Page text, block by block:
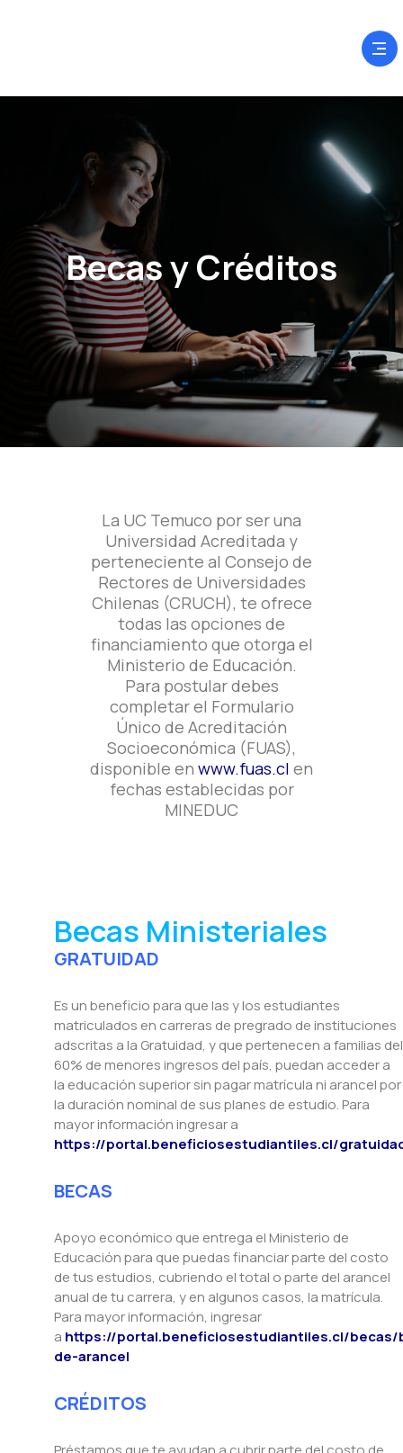
Becas y Créditos
La UC Temuco por ser una
Universidad Acreditada y
perteneciente al Consejo de
Rectores de Universidades
Chilenas (CRUCH), te ofrece
todas las opciones de
financiamiento que otorga el
Ministerio de Educación.
Para postular debes
completar el Formulario
Único de Acreditación
Socioeconómica (FUAS),
disponible en www.fuas.cl en
fechas establecidas por
MINEDUC
Becas Ministeriales
GRATUIDAD
Es un beneficio para que las y los estudiantes
matriculados en carreras de pregrado de instituciones
adscritas a la Gratuidad, y que pertenecen a familias del
60% de menores ingresos del país, puedan acceder a
la educación superior sin pagar matrícula ni arancel por
la duración nominal de sus planes de estudio. Para
mayor información ingresar a
https://portal.beneficiosestudiantiles.cl/
BECAS
Apoyo económico que entrega el Ministerio de
Educación para que puedas financiar parte del costo
de tus estudios, cubriendo el total o parte del arancel
anual de tu carrera, y en algunos casos, la matrícula.
Para mayor información, ingresar
a https://portal.beneficiosestudiantiles.cl/becas/
de-arancel
CRÉDITOS